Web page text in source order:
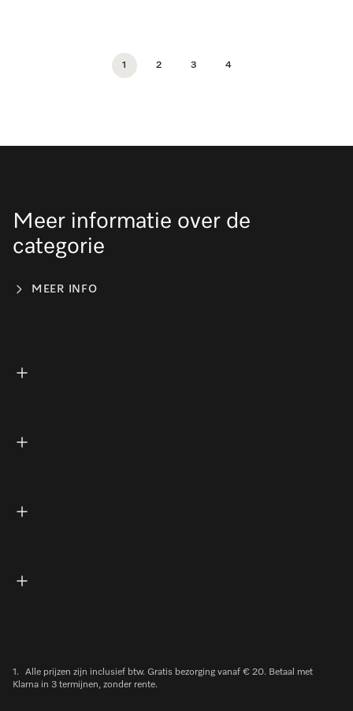
1 2 3 4
Meer informatie over de
categorie
MEER INFO
1.
Alle prijzen zijn inclusief btw. Gratis bezorging vanaf € 20. Betaal met
Klarna in 3 termijnen, zonder rente.